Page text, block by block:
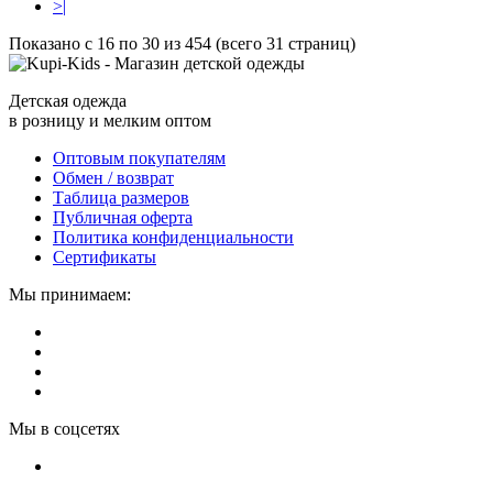
>|
Показано с 16 по 30 из 454 (всего 31 страниц)
Детская одежда
в розницу и мелким оптом
Оптовым покупателям
Обмен / возврат
Таблица размеров
Публичная оферта
Политика конфиденциальности
Сертификаты
Мы принимаем:
Мы в соцсетях